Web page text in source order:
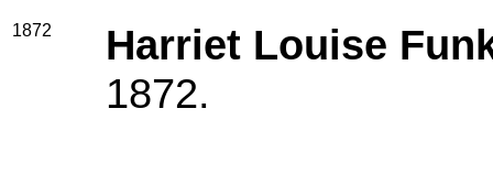
1872
Harriet Louise
1872.